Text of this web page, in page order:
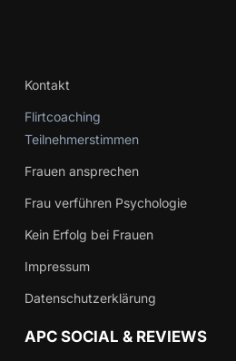
Kontakt
Flirtcoaching
Teilnehmerstimmen
Frauen ansprechen
Frau verführen Psychologie
Kein Erfolg bei Frauen
Impressum
Datenschutzerklärung
APC SOCIAL & REVIEWS